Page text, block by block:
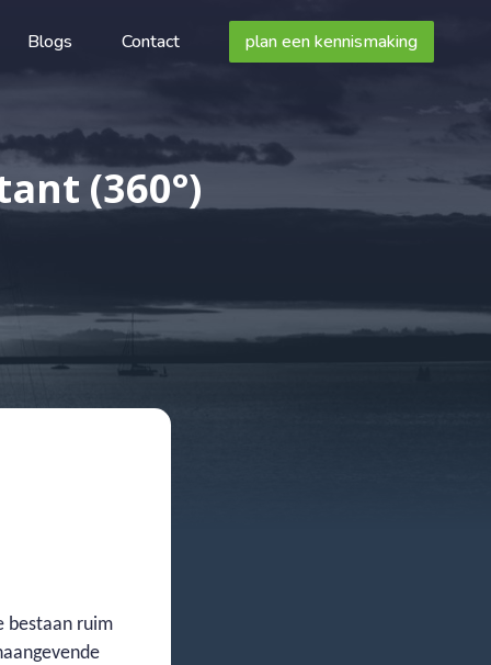
Blogs Contact plan een kennismaking
(360°)
bestaan ruim